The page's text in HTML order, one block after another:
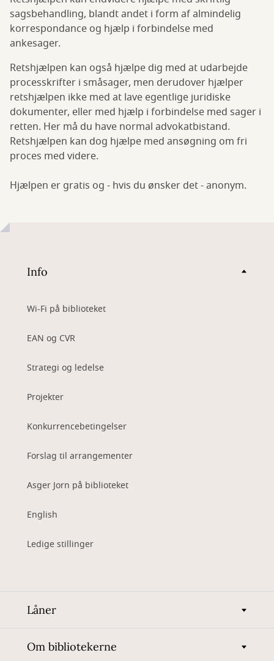
sagsbehandling, blandt andet i form af almindelig
korrespondance og hjælp i forbindelse med
ankesager.
Retshjælpen kan også hjælpe dig med at udarbejde
processkrifter i småsager, men derudover hjælper
retshjælpen ikke med at lave egentlige juridiske
dokumenter, eller med hjælp i forbindelse med sager i
retten. Her må du have normal advokatbistand.
Retshjælpen kan dog hjælpe med ansøgning om fri
proces med videre.
Hjælpen er gratis og - hvis du ønsker det - anonym.
Info
Wi-Fi på biblioteket
EAN og CVR
Strategi og ledelse
Projekter
Konkurrencebetingelser
Forslag til arrangementer
Asger Jorn på biblioteket
English
Ledige stillinger
Låner
Om bibliotekerne